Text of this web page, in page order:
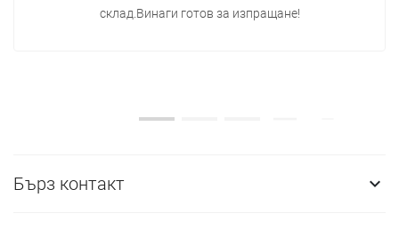
склад.Винаги готов за изпращане!
Бърз контакт 